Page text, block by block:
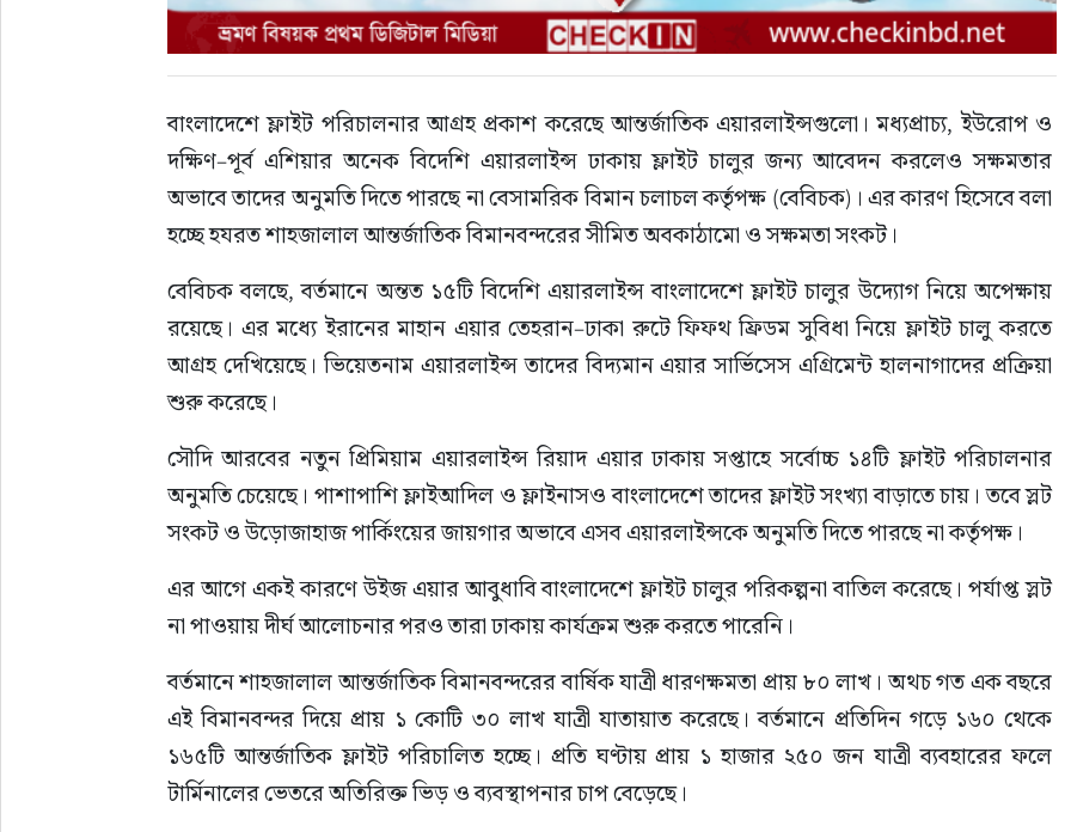
বাংলাদেশে ফ্লাইট পরিচালনার আগ্রহ প্রকাশ করেছে আন্তর্জাতিক এয়ারলাইন্সগুলো। মধ্যপ্রাচ্য, ইউরোপ ও
দক্ষিণ–পূর্ব এশিয়ার অনেক বিদেশি এয়ারলাইন্স ঢাকায় ফ্লাইট চালুর জন্য আবেদন করলেও সক্ষমতার
অভাবে তাদের অনুমতি দিতে পারছে না বেসামরিক বিমান চলাচল কর্তৃপক্ষ (বেবিচক)। এর কারণ হিসেবে বলা
হচ্ছে হযরত শাহজালাল আন্তর্জাতিক বিমানবন্দরের সীমিত অবকাঠামো ও সক্ষমতা সংকট।
বেবিচক বলছে, বর্তমানে অন্তত ১৫টি বিদেশি এয়ারলাইন্স বাংলাদেশে ফ্লাইট চালুর উদ্যোগ নিয়ে অপেক্ষায়
রয়েছে। এর মধ্যে ইরানের মাহান এয়ার তেহরান–ঢাকা রুটে ফিফথ ফ্রিডম সুবিধা নিয়ে ফ্লাইট চালু করতে
আগ্রহ দেখিয়েছে। ভিয়েতনাম এয়ারলাইন্স তাদের বিদ্যমান এয়ার সার্ভিসেস এগ্রিমেন্ট হালনাগাদের প্রক্রিয়া
শুরু করেছে।
সৌদি আরবের নতুন প্রিমিয়াম এয়ারলাইন্স রিয়াদ এয়ার ঢাকায় সপ্তাহে সর্বোচ্চ ১৪টি ফ্লাইট পরিচালনার
অনুমতি চেয়েছে। পাশাপাশি ফ্লাইআদিল ও ফ্লাইনাসও বাংলাদেশে তাদের ফ্লাইট সংখ্যা বাড়াতে চায়। তবে স্লট
সংকট ও উড়োজাহাজ পার্কিংয়ের জায়গার অভাবে এসব এয়ারলাইন্সকে অনুমতি দিতে পারছে না কর্তৃপক্ষ।
এর আগে একই কারণে উইজ এয়ার আবুধাবি বাংলাদেশে ফ্লাইট চালুর পরিকল্পনা বাতিল করেছে। পর্যাপ্ত স্লট
না পাওয়ায় দীর্ঘ আলোচনার পরও তারা ঢাকায় কার্যক্রম শুরু করতে পারেনি।
বর্তমানে শাহজালাল আন্তর্জাতিক বিমানবন্দরের বার্ষিক যাত্রী ধারণক্ষমতা প্রায় ৮০ লাখ। অথচ গত এক বছরে
এই বিমানবন্দর দিয়ে প্রায় ১ কোটি ৩০ লাখ যাত্রী যাতায়াত করেছে। বর্তমানে প্রতিদিন গড়ে ১৬০ থেকে
১৬৫টি আন্তর্জাতিক ফ্লাইট পরিচালিত হচ্ছে। প্রতি ঘণ্টায় প্রায় ১ হাজার ২৫০ জন যাত্রী ব্যবহারের ফলে
টার্মিনালের ভেতরে অতিরিক্ত ভিড় ও ব্যবস্থাপনার চাপ বেড়েছে।